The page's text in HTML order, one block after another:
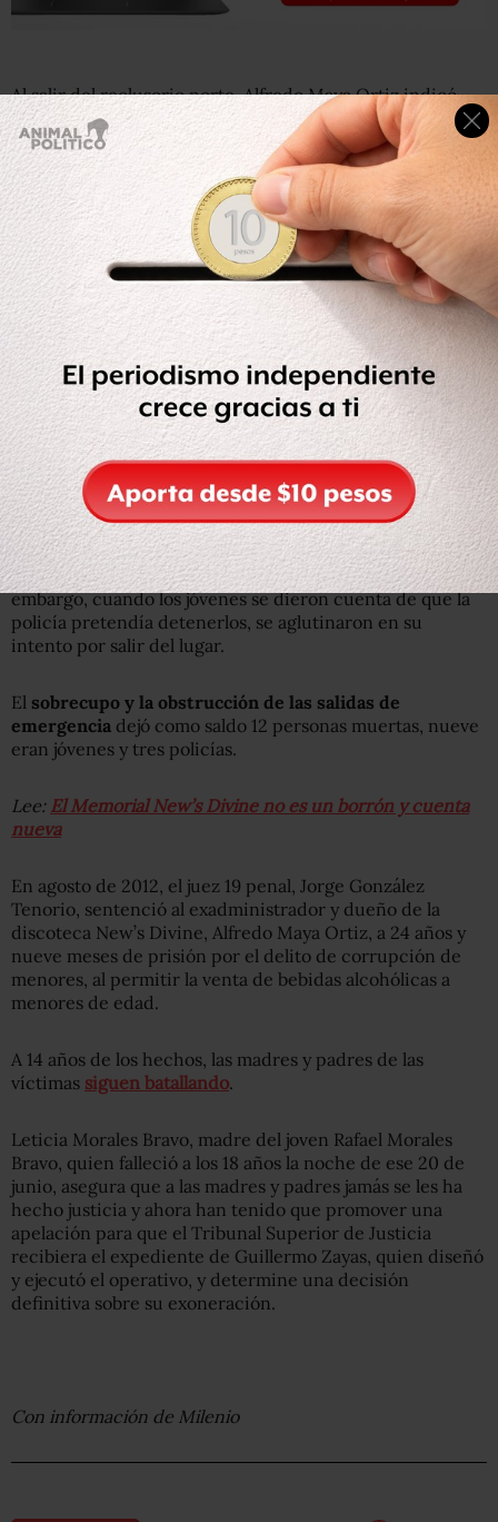
Al salir del reclusorio norte, Alfredo Maya Ortiz indicó
que espera estar más tranquilo para dar información de
cómo estuvo el operativo de “
Guillermo Zayas González
(exmando policial encargado del operativo), el verdadero
responsable de que yo estuviera aquí adentro”.
Añadió que por ahora estará con su familia para
recuperar un poco de lo que perdió durante 14 años.
Caso News Divine
Alfredo Maya Ortiz era dueño y administrador de la
discoteca News Divine, ubicada en la colonia Nueva
Atzacoalco, en la Gustavo A. Madero, donde el 20 de junio
de 2008 se realizó un operativo policial, coordinado por
el entonces Mando Único Policial (Unipol), contra la
venta de alcohol y drogas a menores,.
En la acción se ordenó a un grupo de policías que
formaran una valla en la puerta principal del local. Sin
embargo, cuando los jóvenes se dieron cuenta de que la
policía pretendía detenerlos, se aglutinaron en su
intento por salir del lugar.
El sobrecupo y la obstrucción de las salidas de
emergencia dejó como saldo 12 personas muertas, nueve
eran jóvenes y tres policías.
Lee: El Memorial New’s Divine no es un borrón y cuenta
nueva
En agosto de 2012, el juez 19 penal, Jorge González
Tenorio, sentenció al exadministrador y dueño de la
discoteca New’s Divine, Alfredo Maya Ortiz, a 24 años y
nueve meses de prisión por el delito de corrupción de
menores, al permitir la venta de bebidas alcohólicas a
menores de edad.
A 14 años de los hechos, las madres y padres de las
víctimas siguen batallando.
Leticia Morales Bravo, madre del joven Rafael Morales
Bravo, quien falleció a los 18 años la noche de ese 20 de
junio, asegura que a las madres y padres jamás se les ha
hecho justicia y ahora han tenido que promover una
apelación para que el Tribunal Superior de Justicia
recibiera el expediente de Guillermo Zayas, quien diseñó
y ejecutó el operativo, y determine una decisión
definitiva sobre su exoneración.
Con información de Milenio